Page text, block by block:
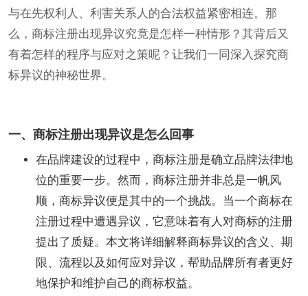
与在先权利人、利害关系人的合法权益紧密相连。那
么，商标注册出现异议究竟是怎样一种情形？其背后又
有着怎样的程序与应对之策呢？让我们一同深入探究商
标异议的神秘世界。
一、商标注册出现异议是怎么回事
在品牌建设的过程中，商标注册是确立品牌法律地
位的重要一步。然而，商标注册并非总是一帆风
顺，商标异议便是其中的一个挑战。当一个商标在
注册过程中遭遇异议，它意味着有人对商标的注册
提出了质疑。本文将详细解释商标异议的含义、期
限、流程以及如何应对异议，帮助品牌所有者更好
地保护和维护自己的商标权益。